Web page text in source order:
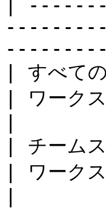
|
| すべて
| ワーク
| チーム
| ワーク